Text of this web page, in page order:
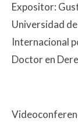
Expositor:
Universidad
Internacional
Doctor en